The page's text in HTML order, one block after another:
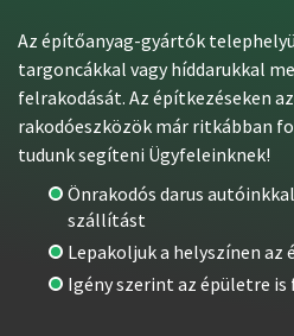
Az építőanyag-gyártók
targoncákkal vagy híddarukkal
felrakodását. Az építkezéseken
rakodóeszközök már ritkábban
tudunk segíteni Ügyfeleinknek!
Önrakodós darus
szállítást
Lepakoljuk a helyszínen az
Igény szerint az épületre